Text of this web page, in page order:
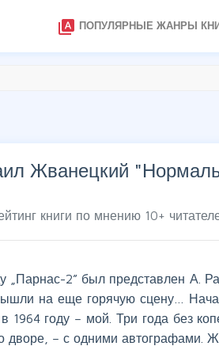
type_specimen ПОПУЛЯРНЫЕ ЖАНРЫ
Жванецкий "
книги по мнению 10+
„Парнас-2” был представлен А.
на еще горячую сцену…
1964 году – мой. Три года без
дворе, – с одними автографами.